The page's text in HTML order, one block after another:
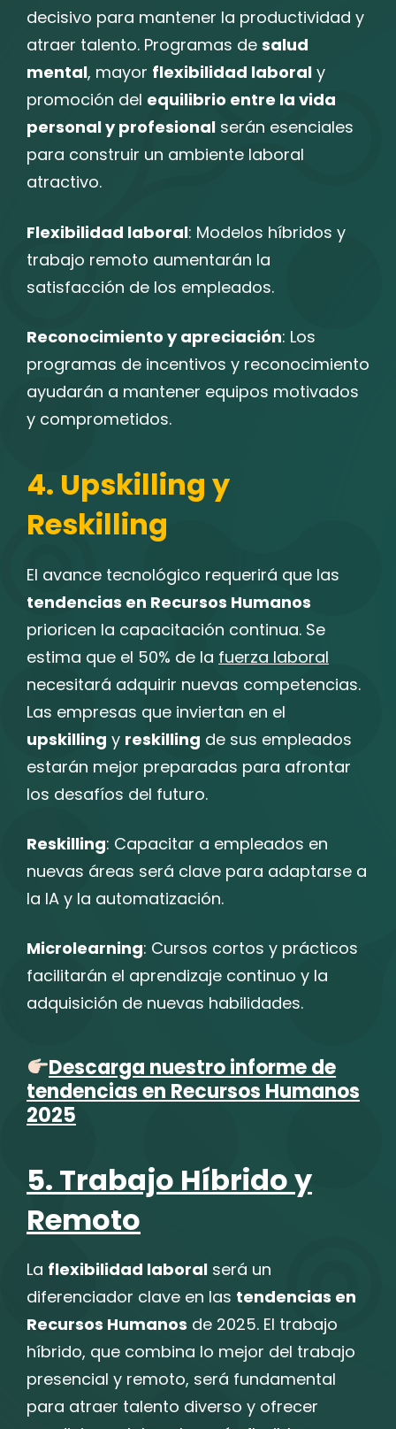
decisivo para mantener la productividad y
atraer talento. Programas de salud
mental, mayor flexibilidad laboral y
promoción del equilibrio entre la vida
personal y profesional serán esenciales
para construir un ambiente laboral
atractivo.
Flexibilidad laboral: Modelos híbridos y
trabajo remoto aumentarán la
satisfacción de los empleados.
Reconocimiento y apreciación: Los
programas de incentivos y reconocimiento
ayudarán a mantener equipos motivados
y comprometidos.
4. Upskilling y
Reskilling
El avance tecnológico requerirá que las
tendencias en Recursos Humanos
prioricen la capacitación continua. Se
estima que el 50% de la fuerza laboral
necesitará adquirir nuevas competencias.
Las empresas que inviertan en el
upskilling y reskilling de sus empleados
estarán mejor preparadas para afrontar
los desafíos del futuro.
Reskilling: Capacitar a empleados en
nuevas áreas será clave para adaptarse a
la IA y la automatización.
Microlearning: Cursos cortos y prácticos
facilitarán el aprendizaje continuo y la
adquisición de nuevas habilidades.
Descarga nuestro informe de
tendencias en Recursos Humanos
2025
5. Trabajo Híbrido y
Remoto
La flexibilidad laboral será un
diferenciador clave en las tendencias en
Recursos Humanos de 2025. El trabajo
híbrido, que combina lo mejor del trabajo
presencial y remoto, será fundamental
para atraer talento diverso y ofrecer